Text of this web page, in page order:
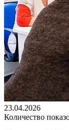
23.04.2026
Количество